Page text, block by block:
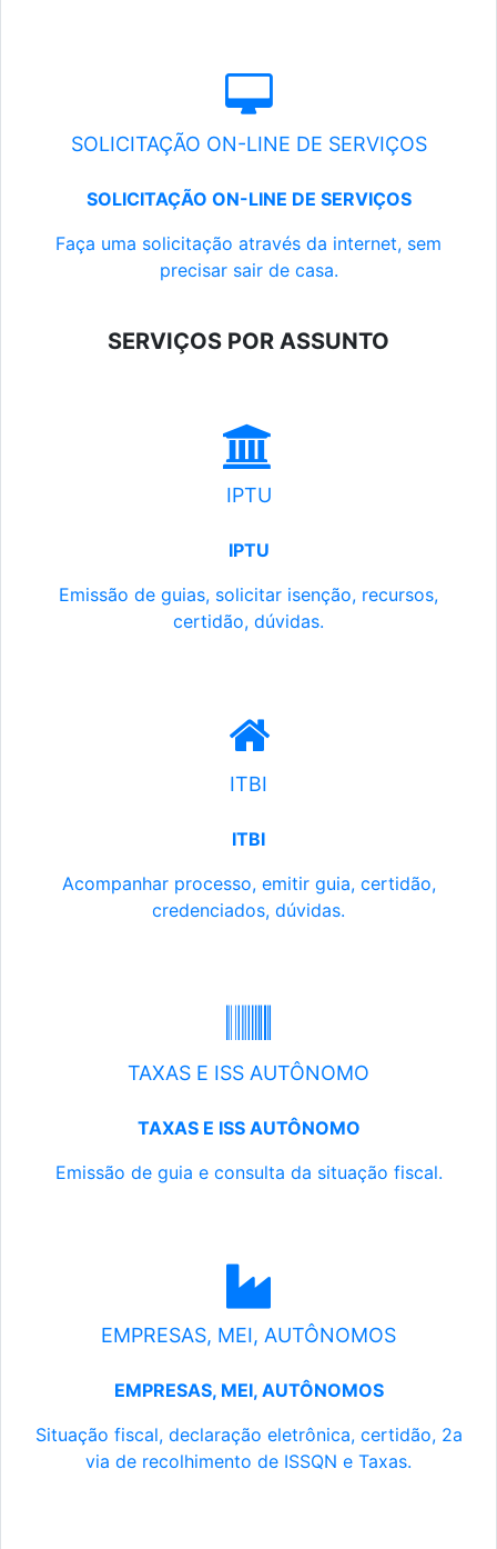
SOLICITAÇÃO ON-LINE DE SERVIÇOS
SOLICITAÇÃO ON-LINE DE SERVIÇOS
Faça uma solicitação através da internet, sem
precisar sair de casa.
SERVIÇOS POR ASSUNTO
IPTU
IPTU
Emissão de guias, solicitar isenção, recursos,
certidão, dúvidas.
ITBI
ITBI
Acompanhar processo, emitir guia, certidão,
credenciados, dúvidas.
TAXAS E ISS AUTÔNOMO
TAXAS E ISS AUTÔNOMO
Emissão de guia e consulta da situação fiscal.
EMPRESAS, MEI, AUTÔNOMOS
EMPRESAS, MEI, AUTÔNOMOS
Situação fiscal, declaração eletrônica, certidão, 2a
via de recolhimento de ISSQN e Taxas.